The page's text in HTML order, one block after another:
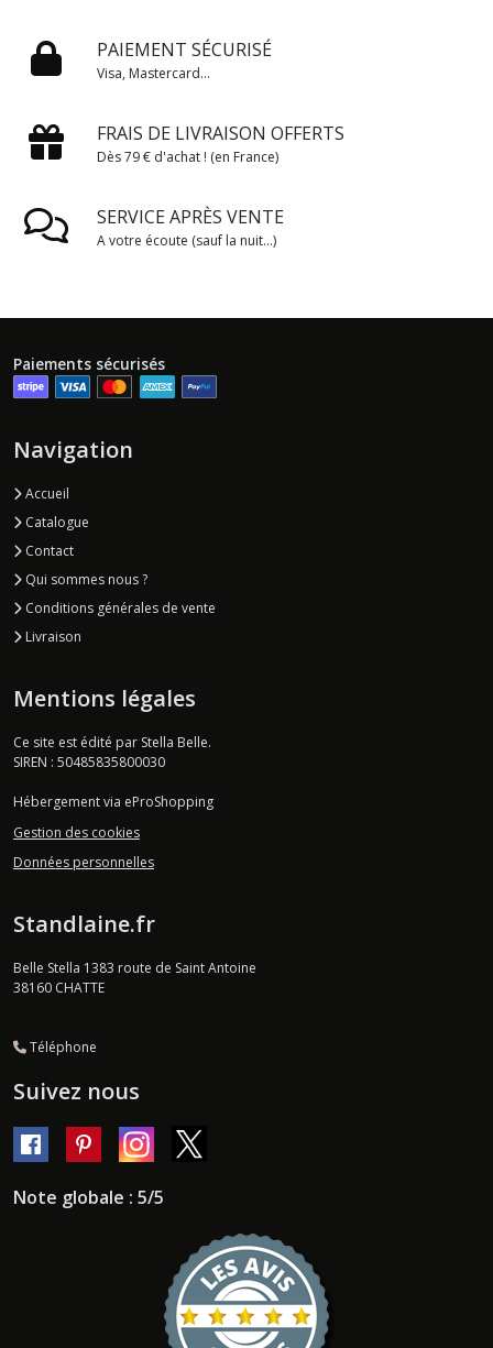
PAIEMENT SÉCURISÉ
Visa, Mastercard...
FRAIS DE LIVRAISON OFFERTS
Dès 79 € d'achat ! (en France)
SERVICE APRÈS VENTE
A votre écoute (sauf la nuit...)
Paiements sécurisés
Navigation
Accueil
Catalogue
Contact
Qui sommes nous ?
Conditions générales de vente
Livraison
Mentions légales
Ce site est édité par Stella Belle.
SIREN : 50485835800030
Hébergement via eProShopping
Gestion des cookies
Données personnelles
Standlaine.fr
Belle Stella 1383 route de Saint Antoine
38160 CHATTE
Téléphone
Suivez nous
Note globale : 5/5